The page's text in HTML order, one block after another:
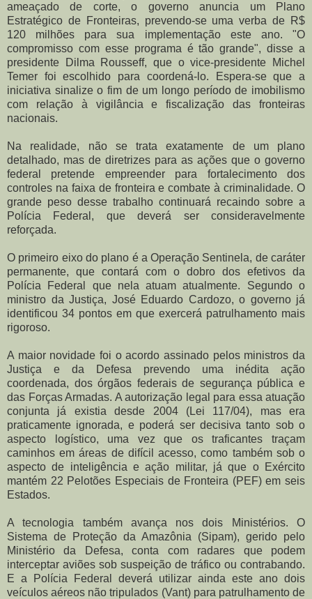
ameaçado de corte, o governo anuncia um Plano
Estratégico de Fronteiras, prevendo-se uma verba de R$
120 milhões para sua implementação este ano. "O
compromisso com esse programa é tão grande", disse a
presidente Dilma Rousseff, que o vice-presidente Michel
Temer foi escolhido para coordená-lo. Espera-se que a
iniciativa sinalize o fim de um longo período de imobilismo
com relação à vigilância e fiscalização das fronteiras
nacionais.
Na realidade, não se trata exatamente de um plano
detalhado, mas de diretrizes para as ações que o governo
federal pretende empreender para fortalecimento dos
controles na faixa de fronteira e combate à criminalidade. O
grande peso desse trabalho continuará recaindo sobre a
Polícia Federal, que deverá ser consideravelmente
reforçada.
O primeiro eixo do plano é a Operação Sentinela, de caráter
permanente, que contará com o dobro dos efetivos da
Polícia Federal que nela atuam atualmente. Segundo o
ministro da Justiça, José Eduardo Cardozo, o governo já
identificou 34 pontos em que exercerá patrulhamento mais
rigoroso.
A maior novidade foi o acordo assinado pelos ministros da
Justiça e da Defesa prevendo uma inédita ação
coordenada, dos órgãos federais de segurança pública e
das Forças Armadas. A autorização legal para essa atuação
conjunta já existia desde 2004 (Lei 117/04), mas era
praticamente ignorada, e poderá ser decisiva tanto sob o
aspecto logístico, uma vez que os traficantes traçam
caminhos em áreas de difícil acesso, como também sob o
aspecto de inteligência e ação militar, já que o Exército
mantém 22 Pelotões Especiais de Fronteira (PEF) em seis
Estados.
A tecnologia também avança nos dois Ministérios. O
Sistema de Proteção da Amazônia (Sipam), gerido pelo
Ministério da Defesa, conta com radares que podem
interceptar aviões sob suspeição de tráfico ou contrabando.
E a Polícia Federal deverá utilizar ainda este ano dois
veículos aéreos não tripulados (Vant) para patrulhamento de